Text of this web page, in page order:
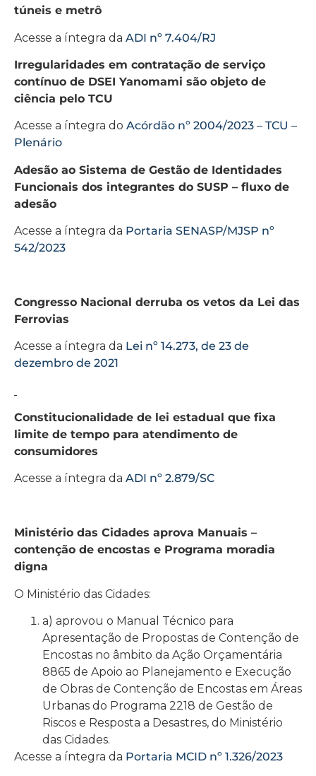
túneis e metrô
Acesse a íntegra da ADI nº 7.404/RJ
Irregularidades em contratação de serviço
contínuo de DSEI Yanomami são objeto de
ciência pelo TCU
Acesse a íntegra do Acórdão nº 2004/2023 – TCU –
Plenário
Adesão ao Sistema de Gestão de Identidades
Funcionais dos integrantes do SUSP – fluxo de
adesão
Acesse a íntegra da Portaria SENASP/MJSP nº
542/2023
Congresso Nacional derruba os vetos da Lei das
Ferrovias
Acesse a íntegra da Lei nº 14.273, de 23 de
dezembro de 2021
Constitucionalidade de lei estadual que fixa
limite de tempo para atendimento de
consumidores
Acesse a íntegra da ADI nº 2.879/SC
Ministério das Cidades aprova Manuais –
contenção de encostas e Programa moradia
digna
O Ministério das Cidades:
a) aprovou o Manual Técnico para
Apresentação de Propostas de Contenção de
Encostas no âmbito da Ação Orçamentária
8865 de Apoio ao Planejamento e Execução
de Obras de Contenção de Encostas em Áreas
Urbanas do Programa 2218 de Gestão de
Riscos e Resposta a Desastres, do Ministério
das Cidades.
Acesse a íntegra da Portaria MCID nº 1.326/2023